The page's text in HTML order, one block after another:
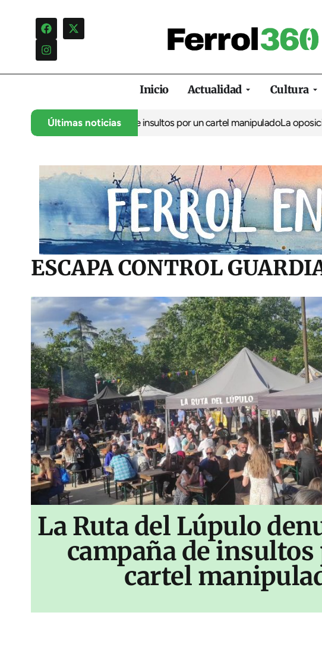
Inicio Actualidad Cultura
Últimas noticias
una campaña de insultos por un cartel manipuladoLa oposición carga
ESCAPA CONTROL
La Ruta del Lúpulo
campaña de
cartel